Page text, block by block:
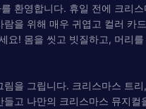
환영합니다. 휴일 전에 크리
을 위해 매우 귀엽고 컬러 카
! 몸을 씻고 빗질하고, 머리
을 그립니다. 크리스마스 트
고 나만의 크리스마스 뮤지컬